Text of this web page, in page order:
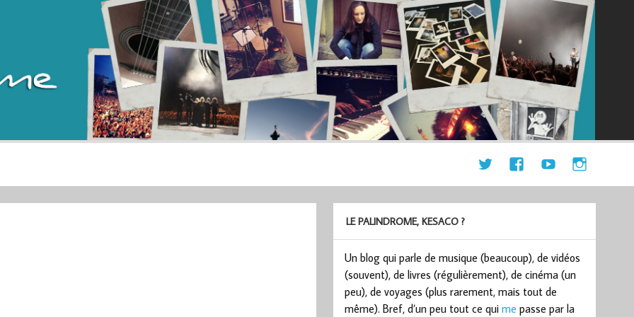
LE PALINDROME, KESACO ?
Un blog qui parle de musique (beaucoup), de vidéos
(souvent), de livres (régulièrement), de cinéma (un
peu), de voyages (plus rarement, mais tout de
même). Bref, d’un peu tout ce quime passe par la